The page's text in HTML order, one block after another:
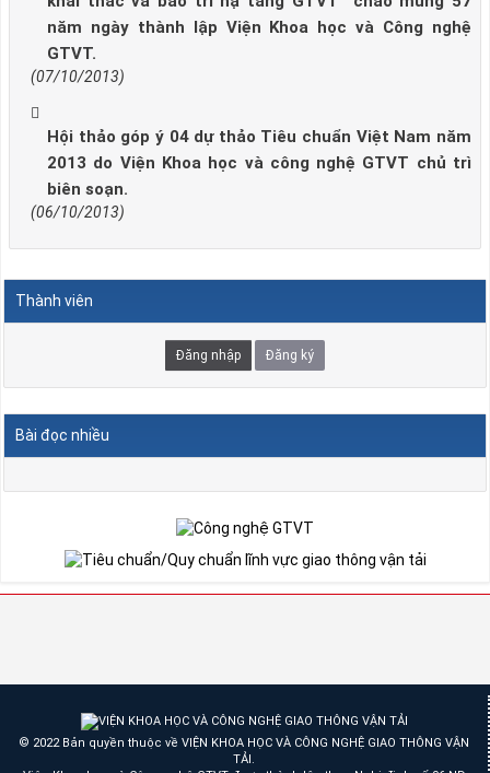
năm ngày thành lập Viện Khoa học và Công nghệ
GTVT.
(07/10/2013)
Hội thảo góp ý 04 dự thảo Tiêu chuẩn Việt Nam năm
2013 do Viện Khoa học và công nghệ GTVT chủ trì
biên soạn.
(06/10/2013)
Thành viên
Đăng nhập Đăng ký
Bài đọc nhiều
© 2022 Bản quyền thuộc về VIỆN KHOA HỌC VÀ CÔNG NGHỆ GIAO THÔNG VẬN
TẢI.